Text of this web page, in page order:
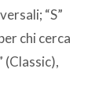
“S”
chi cerca
(Classic),